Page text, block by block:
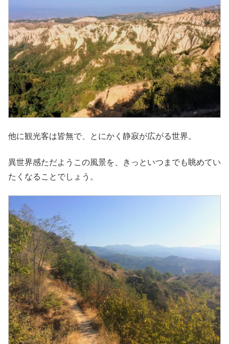
他に観光客は皆無で、とにかく静寂が広がる世界。
異世界感ただようこの風景を、きっといつまでも眺めてい
たくなることでしょう。